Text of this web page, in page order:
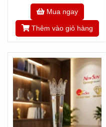
Mua ngay
Thêm vào giỏ hàng